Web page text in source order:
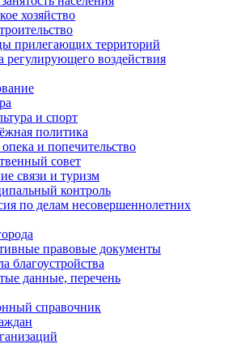
хозяйство
прилегающих территорий
регулирующего воздействия
и спорт
политика
и попечительство
совет
связи и туризм
контроль
по делам несовершеннолетних
правовые документы
благоустройства
данные, перечень
справочник